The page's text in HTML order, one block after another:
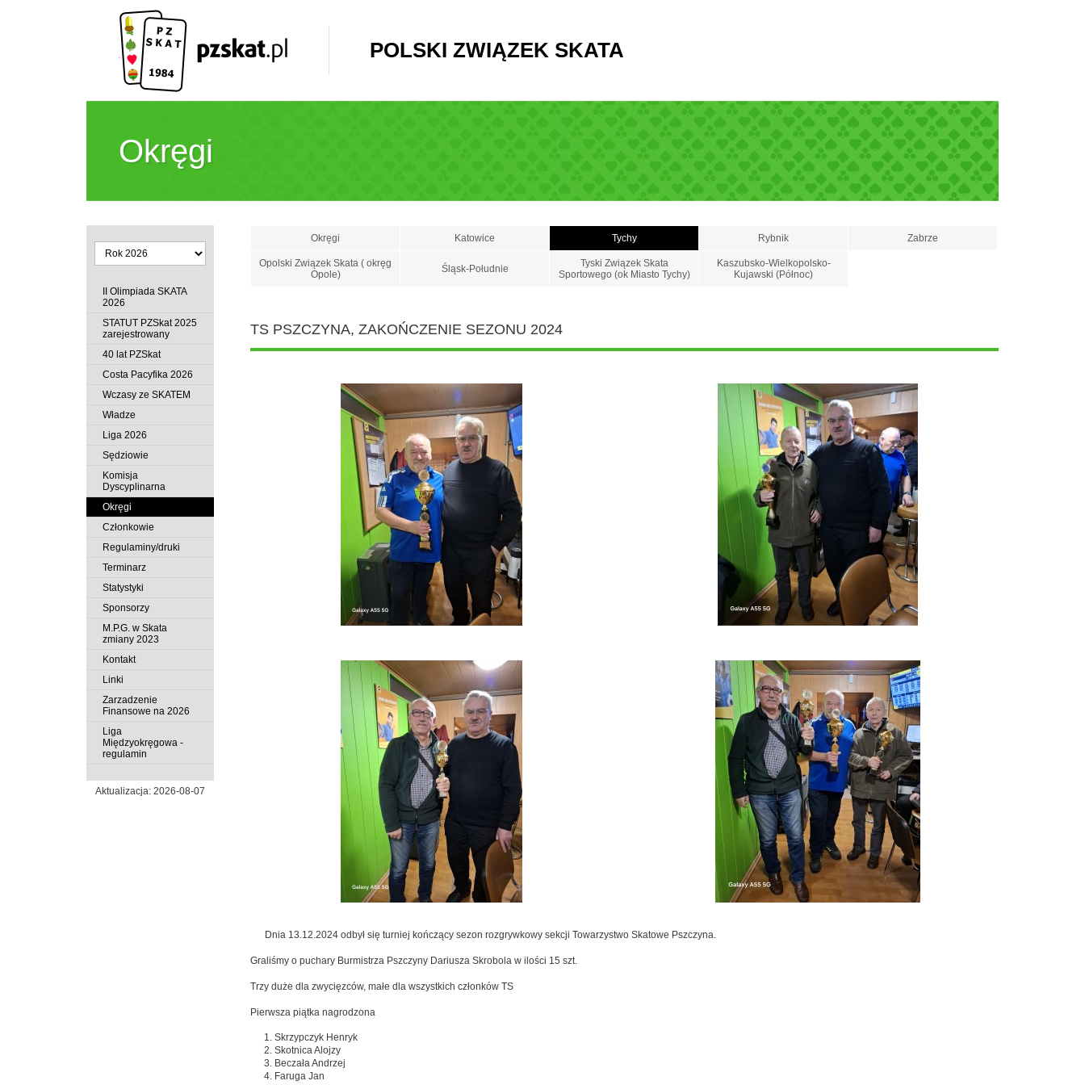
POLSKI ZWIĄZEK SKATA
Okręgi
II Olimpiada SKATA
2026
STATUT PZSkat 2025
zarejestrowany
40 lat PZSkat
Costa Pacyfika 2026
Wczasy ze SKATEM
Władze
Liga 2026
Sędziowie
Komisja
Dyscyplinarna
Okręgi
Członkowie
Regulaminy/druki
Terminarz
Statystyki
Sponsorzy
M.P.G. w Skata
zmiany 2023
Kontakt
Linki
Zarzadzenie
Finansowe na 2026
Liga
Międzyokręgowa -
regulamin
Aktualizacja: 2026-08-07
Okręgi Katowice Tychy Rybnik Zabrze
Opolski Związek Skata ( okręg
Opole)
Śląsk-Południe
Tyski Związek Skata
Sportowego (ok Miasto Tychy)
Kaszubsko-Wielkopolsko-
Kujawski (Północ)
TS PSZCZYNA, ZAKOŃCZENIE SEZONU 2024
Dnia 13.12.2024 odbył się turniej kończący sezon rozgrywkowy sekcji Towarzystwo Skatowe Pszczyna.
Graliśmy o puchary Burmistrza Pszczyny Dariusza Skrobola w ilości 15 szt.
Trzy duże dla zwycięzców, małe dla wszystkich członków TS
Pierwsza piątka nagrodzona
Skrzypczyk Henryk
Skotnica Alojzy
Beczała Andrzej
Faruga Jan